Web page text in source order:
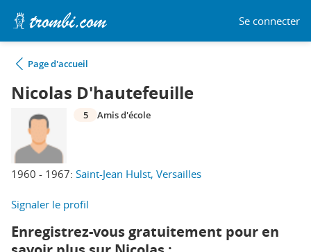
Se connecter
Page d'accueil
Nicolas D'hautefeuille
1960 - 1967: Saint-Jean Hulst, Versailles
5 Amis d'école
Signaler le profil
Enregistrez-vous gratuitement pour en